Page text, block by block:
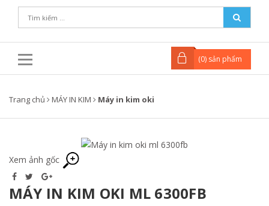
(0) sản phẩm
Trang chủ MÁY IN KIM Máy in kim oki
Xem ảnh gốc
MÁY IN KIM OKI ML 6300FB